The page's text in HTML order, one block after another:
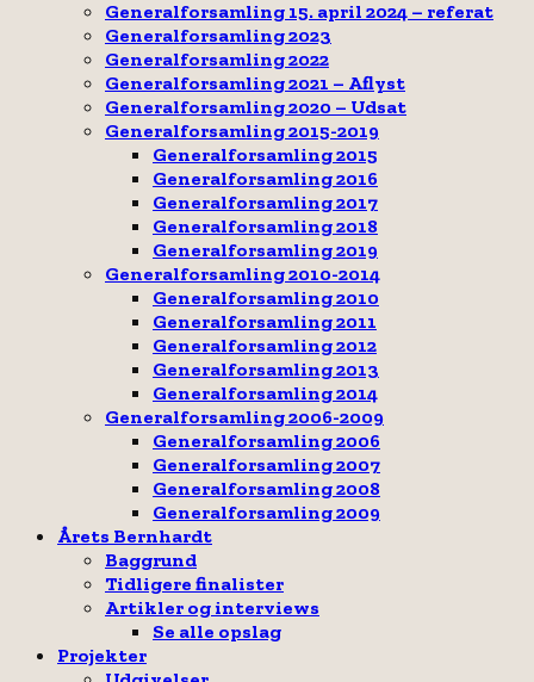
Generalforsamling 15. april 2024 – referat
Generalforsamling 2023
Generalforsamling 2022
Generalforsamling 2021 – Aflyst
Generalforsamling 2020 – Udsat
Generalforsamling 2015-2019
Generalforsamling 2015
Generalforsamling 2016
Generalforsamling 2017
Generalforsamling 2018
Generalforsamling 2019
Generalforsamling 2010-2014
Generalforsamling 2010
Generalforsamling 2011
Generalforsamling 2012
Generalforsamling 2013
Generalforsamling 2014
Generalforsamling 2006-2009
Generalforsamling 2006
Generalforsamling 2007
Generalforsamling 2008
Generalforsamling 2009
Årets Bernhardt
Baggrund
Tidligere finalister
Artikler og interviews
Se alle opslag
Projekter